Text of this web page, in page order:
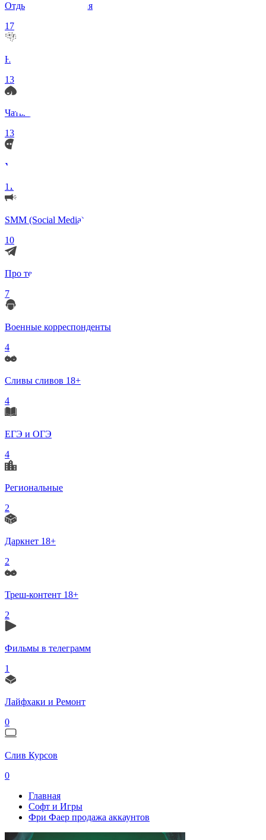
Отдых и Развлечения
17
Нейросети и ИИ
13
Чаты по интересам
13
Удаленка (Работа)
11
SMM (Social Media)
10
Про телеграмм
7
Военные корреспонденты
4
Сливы сливов 18+
4
ЕГЭ и ОГЭ
4
Региональные
2
Даркнет 18+
2
Треш-контент 18+
2
Фильмы в телеграмм
1
Лайфхаки и Ремонт
0
Слив Курсов
0
Главная
Софт и Игры
Фри Фаер продажа аккаунтов